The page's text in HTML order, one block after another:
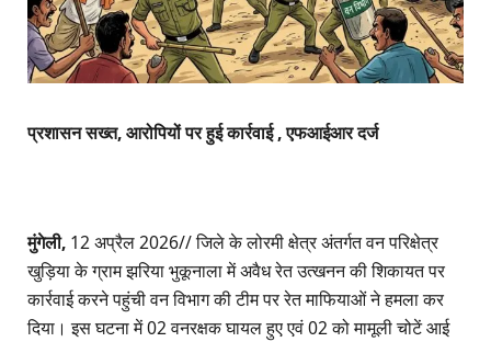
प्रशासन सख्त, आरोपियों पर हुई कार्रवाई , एफआईआर दर्ज
मुंगेली, 12 अप्रैल 2026// जिले के लोरमी क्षेत्र अंतर्गत वन परिक्षेत्र
खुड़िया के ग्राम झरिया भुकूनाला में अवैध रेत उत्खनन की शिकायत पर
कार्रवाई करने पहुंची वन विभाग की टीम पर रेत माफियाओं ने हमला कर
दिया। इस घटना में 02 वनरक्षक घायल हुए एवं 02 को मामूली चोटें आई